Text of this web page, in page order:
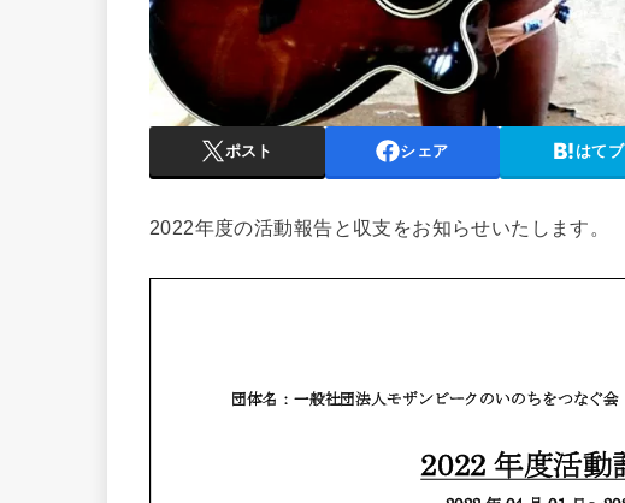
ポスト シェア はてブ
2022年度の活動報告と収支をお知らせいたします。